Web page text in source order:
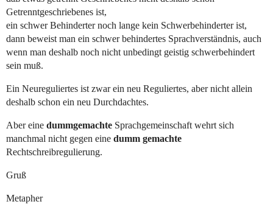
Getrenntgeschriebenes ist,
ein schwer Behinderter noch lange kein Schwerbehinderter ist,
dann beweist man ein schwer behindertes Sprachverständnis, auch
wenn man deshalb noch nicht unbedingt geistig schwerbehindert
sein muß.
Ein Neureguliertes ist zwar ein neu Reguliertes, aber nicht allein
deshalb schon ein neu Durchdachtes.
Aber eine dummgemachte Sprachgemeinschaft wehrt sich
manchmal nicht gegen eine dumm gemachte
Rechtschreibregulierung.
Gruß
Metapher